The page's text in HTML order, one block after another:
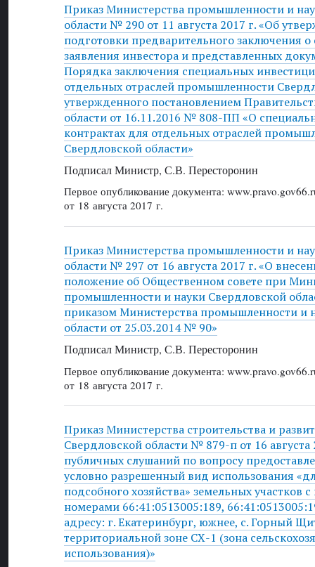
Приказ Министерства промышленности и
области № 290 от 11 августа 2017 г. «Об
подготовки предварительного заключения о
заявления инвестора и представленных
Порядка заключения специальных
отдельных отраслей промышленности
утвержденного постановлением
области от 16.11.2016 № 808-ПП «О
контрактах для отдельных отраслей
Свердловской области»
Подписал Министр, С.В. Пересторонин
Первое опубликование документа:
от 18 августа 2017 г.
Приказ Министерства промышленности и
области № 297 от 16 августа 2017 г. «О
положение об Общественном совете при
промышленности и науки Свердловской
приказом Министерства промышленности и
области от 25.03.2014 № 90»
Подписал Министр, С.В. Пересторонин
Первое опубликование документа:
от 18 августа 2017 г.
Приказ Министерства строительства и
Свердловской области № 879-п от 16 августа
публичных слушаний по вопросу
условно разрешенный вид использования
подсобного хозяйства» земельных участков
номерами 66:41:0513005:189,
адресу: г. Екатеринбург, южнее, с. Горный
территориальной зоне СХ-1 (зона
использования)»